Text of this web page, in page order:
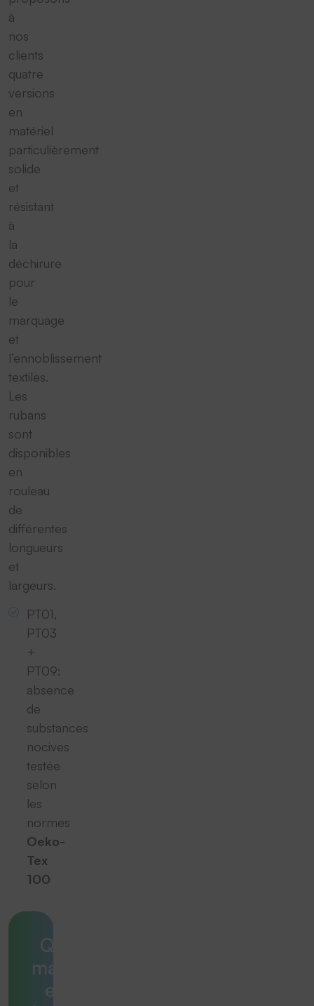
à
nos
clients
quatre
versions
en
matériel
particulièrement
solide
et
résistant
à
la
déchirure
pour
le
marquage
et
l’ennoblissement
textiles.
Les
rubans
sont
disponibles
en
rouleau
de
différentes
longueurs
et
largeurs.
PT01,
PT03
+
PT09:
absence
de
substances
nocives
testée
selon
les
normes
Oeko-
Tex
100
Quelle
machine
est la